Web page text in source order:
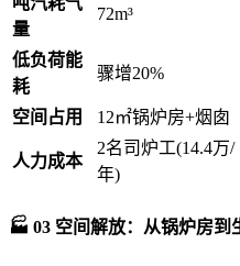
量
72m³
低负荷能
耗
骤增20%
空间占用 12㎡锅炉房+烟囱
人力成本
2名司炉工(14.4万/
年)
🏭 03 空间解放：从锅炉房到